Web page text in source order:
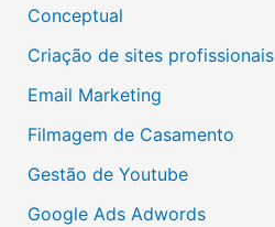
Conceptual
Criação de sites profissionais
Email Marketing
Filmagem de Casamento
Gestão de Youtube
Google Ads Adwords